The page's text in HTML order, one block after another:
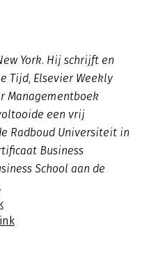
York. Hij schrijft en
Tijd, Elsevier Weekly
Managementboek
een vrij
Radboud Universiteit in
Business
School aan de